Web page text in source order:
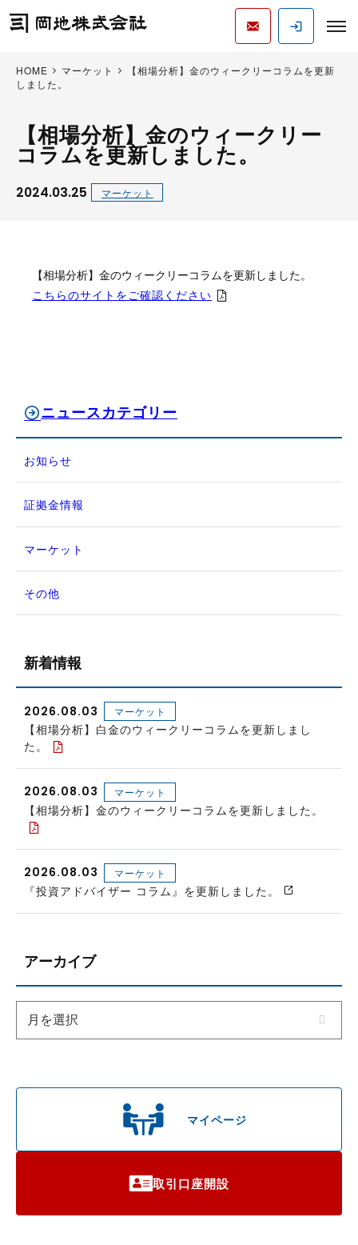
HOME マーケット
【相場分析】金のウィークリーコラムを更新
しました。
【相場分析】金のウィークリー
コラムを更新しました。
2024.03.25 マーケット
【相場分析】金のウィークリーコラムを更新しました。
こちらのサイトをご確認ください
マイページ
取引口座開設
ニュースカテゴリー
お知らせ
証拠金情報
マーケット
その他
新着情報
2026.08.03 マーケット
【相場分析】白金のウィークリーコラムを更新しまし
た。
2026.08.03 マーケット
【相場分析】金のウィークリーコラムを更新しました。
2026.08.03 マーケット
『投資アドバイザー コラム』を更新しました。
アーカイブ